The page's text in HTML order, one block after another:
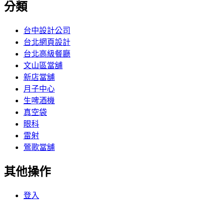
分類
台中設計公司
台北網頁設計
台北高級餐廳
文山區當舖
新店當舖
月子中心
生啤酒機
真空袋
眼科
雷射
鶯歌當舖
其他操作
登入